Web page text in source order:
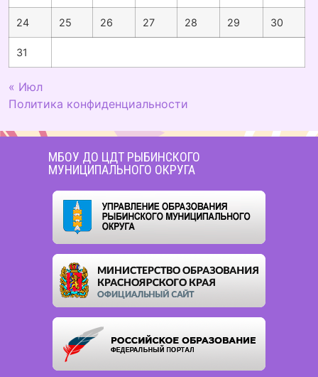
24 25 26 27 28 29 30
31
« Июл
Политика конфиденциальности
МБОУ ДО ЦДТ РЫБИНСКОГО
МУНИЦИПАЛЬНОГО ОКРУГА